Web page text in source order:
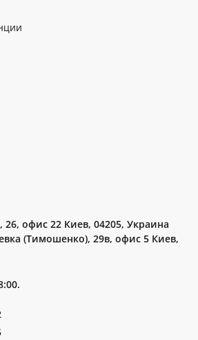
офис 22 Киев, 04205, Украина
(Тимошенко), 29в, офис 5 Киев,